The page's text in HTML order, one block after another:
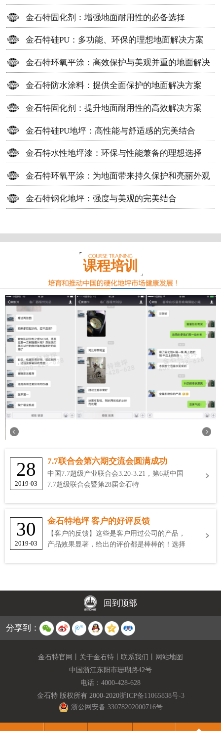
方案
金石特固化剂：增强地面耐用性的必备选择
金石特硅PU：多功能、环保的理想地面解决方案
金石特环氧平涂：高效保护与美观并重的地面解决
方案
金石特防水涂料：提供全面保护的地面解决方案
金石特固化剂：提升地面耐用性的高效解决方案
金石特硅PU地坪：高性能与舒适感的完美结合
金石特水性地坪漆：环保与性能兼备的理想选择
金石特环氧平涂：为地面带来持久保护和亮丽外观
金石特钢化地坪：强度与美观的完美结合
课程培训
28
2019-03
7.7联合会第六期交流会圆满成功
中国7.7超级产业联合会3.20-3.21，第6期中国
7.7超级联合会暨第28届金石特
30
2019-03
金石特地坪 客户的好评反馈
【客户的反馈】这些是客户用过公司的产品，
产品效果显著，给出的评价都是棒棒的！选择
回到顶部
分享到：
金石特官网 关于金石特 联系我们
网站地图
中国浙江东阳市珊瑚路42号
电话： 4000-428-628
金石特 版权所有 2000-2020浙ICP备11065838号-3
浙公网安备 33078202000716号